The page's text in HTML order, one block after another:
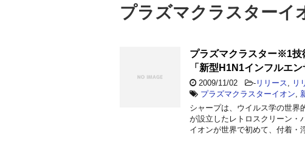
プラズマクラスターイ
プラズマクラスター※1
「新型H1N1インフルエ
2009/11/02 - リリース リ
プラズマクラスターイオン
シャープは、ウイルス学の世界
が設立したレトロスクリーン
イオンが世界で初めて、付着・